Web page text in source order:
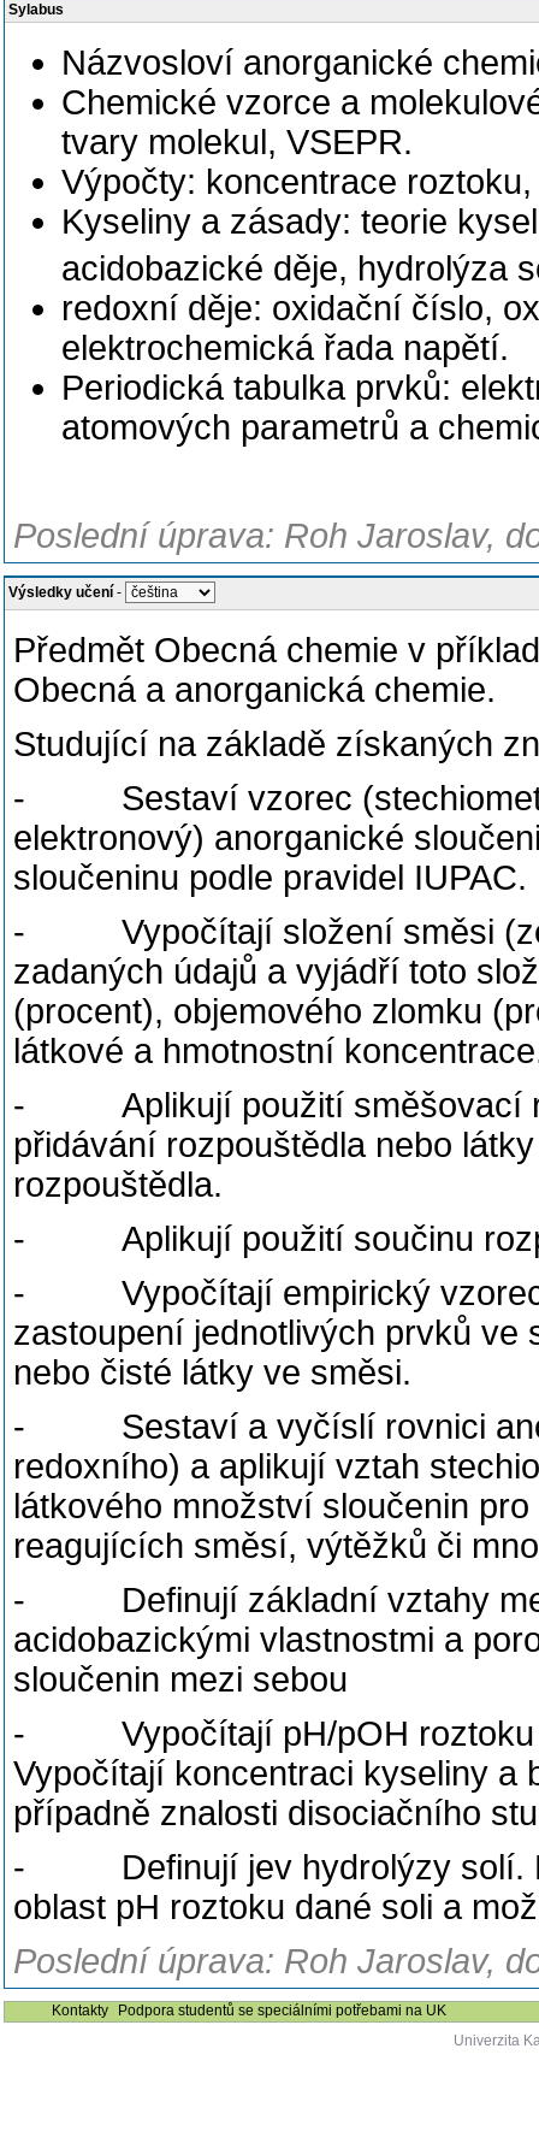
Sylabus
Názvosloví anorganické
Chemické vzorce a
tvary molekul, VSEPR.
Výpočty: koncentrace
Kyseliny a zásady: teorie
acidobazické děje, hydrolýza
redoxní děje: oxidační číslo,
elektrochemická řada napětí.
Periodická tabulka prvků:
atomových parametrů a
Poslední úprava: Roh Jaroslav,
Výsledky učení -
Předmět Obecná chemie v
Obecná a anorganická chemie.
Studující na základě získaných
- Sestaví vzorec
elektronový) anorganické
sloučeninu podle pravidel IUPAC.
- Vypočítají složení směsi
zadaných údajů a vyjádří toto
(procent), objemového zlomku
látkové a hmotnostní
- Aplikují použití směšovací
přidávání rozpouštědla nebo
rozpouštědla.
- Aplikují použití součinu
- Vypočítají empirický vzorec
zastoupení jednotlivých prvků ve
nebo čisté látky ve směsi.
- Sestaví a vyčíslí rovnici
redoxního) a aplikují vztah
látkového množství sloučenin
reagujících směsí, výtěžků či
- Definují základní vztahy
acidobazickými vlastnostmi a
sloučenin mezi sebou
- Vypočítají pH/pOH roztoku
Vypočítají koncentraci kyseliny a
případně znalosti disociačního
- Definují jev hydrolýzy solí.
oblast pH roztoku dané soli a
Poslední úprava: Roh Jaroslav,
Kontakty
Podpora studentů se speciálními potřebami na UK
Univerzita